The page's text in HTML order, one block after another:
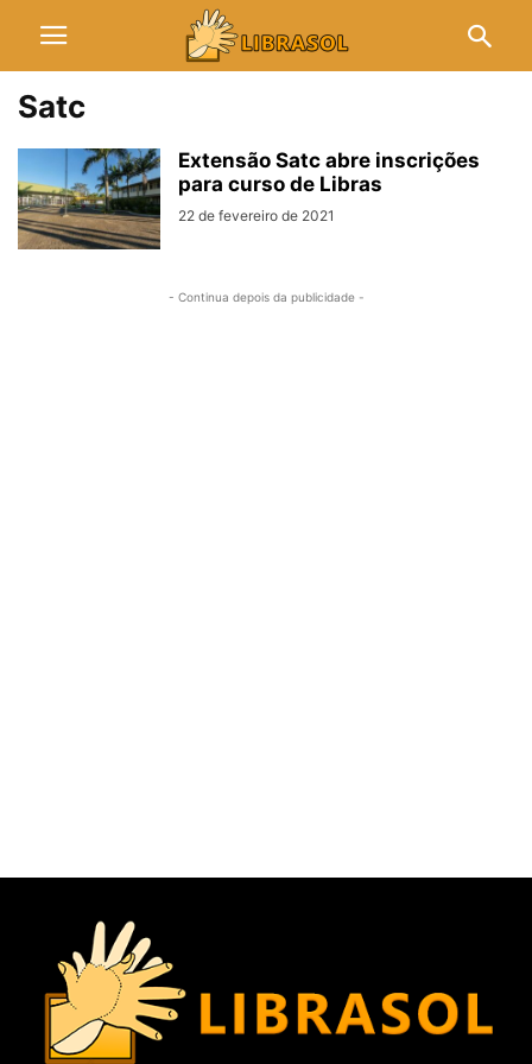
Satc
Extensão Satc abre inscrições
para curso de Libras
22 de fevereiro de 2021
- Continua depois da publicidade -